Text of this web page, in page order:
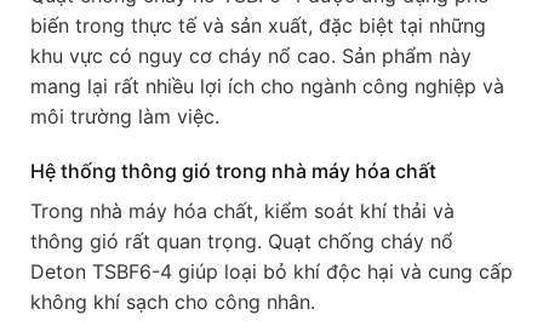
biến trong thực tế và sản xuất, đặc biệt tại những
khu vực có nguy cơ cháy nổ cao. Sản phẩm này
mang lại rất nhiều lợi ích cho ngành công nghiệp và
môi trường làm việc.
Hệ thống thông gió trong nhà máy hóa chất
Trong nhà máy hóa chất, kiểm soát khí thải và
thông gió rất quan trọng. Quạt chống cháy nổ
Deton TSBF6-4 giúp loại bỏ khí độc hại và cung cấp
không khí sạch cho công nhân.